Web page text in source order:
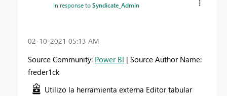
In response toSyndicate_Admin
‎02-10-2021 05:13 AM
Source Community: Power BI | Source Author Name:
freder1ck
Utilizo la herramienta externa Editor tabular